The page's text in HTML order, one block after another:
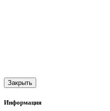
Закрыть
Информация